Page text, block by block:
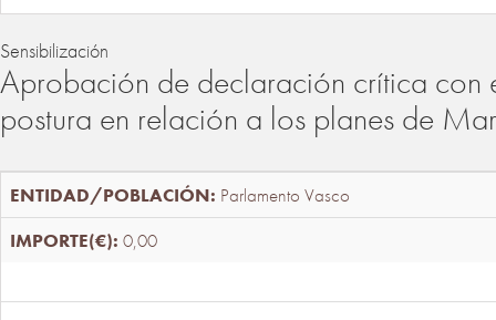
Sensibilización
Aprobación de declaración crítica con
postura en relación a los planes de
Parlamento Vasco
0,00